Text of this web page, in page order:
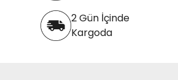
2 Gün İçinde
Kargoda